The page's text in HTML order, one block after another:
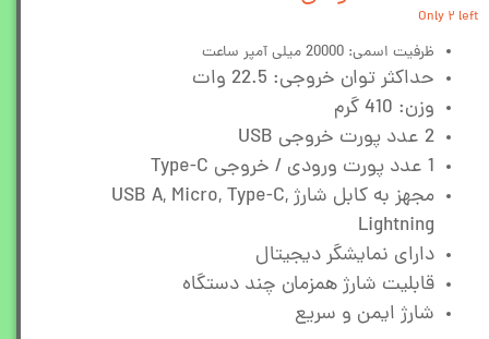
Only ۲ left
ظرفیت اسمی: 20000 میلی آمپر ساعت
حداکثر توان خروجی: 22.5 وات
وزن: 410 گرم
2 عدد پورت خروجی USB
1 عدد پورت ورودی / خروجی Type-C
مجهز به کابل شارژ USB A, Micro, Type-C,
Lightning
دارای نمایشگر دیجیتال
قابلیت شارژ همزمان چند دستگاه
شارژ ایمن و سریع